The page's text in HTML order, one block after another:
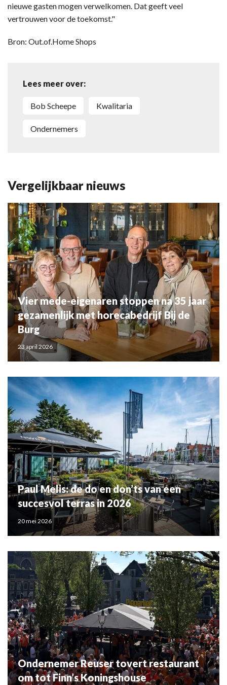
nieuwe gasten mogen verwelkomen. Dat geeft veel
vertrouwen voor de toekomst."
Bron: Out.of.Home Shops
Lees meer over:
Bob Scheepe Kwalitaria
Ondernemers
Vergelijkbaar nieuws
Vier mede-eigenaren stoppen na 35 jaar
gezamenlijk met horecabedrijf Bij de
Burg
23 april 2026
Paul Melis: de do en don’ts van een
succesvol terras in 2026
20 mei 2026
Ondernemer Reuser tovert restaurant
om tot Finn’s Koningshouse